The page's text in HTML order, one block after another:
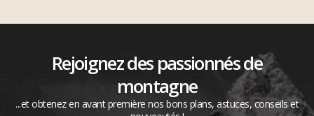
Rejoignez des passionnés de
montagne
...et obtenez en avant première nos bons plans, astuces, conseils et